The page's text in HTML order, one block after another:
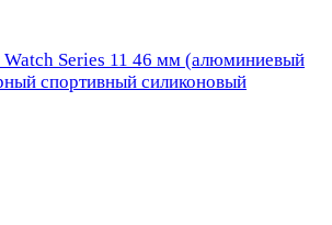
Series 11 46 мм (алюминиевый
спортивный силиконовый